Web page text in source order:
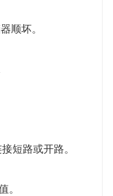
顺坏。
短路或开路。
。